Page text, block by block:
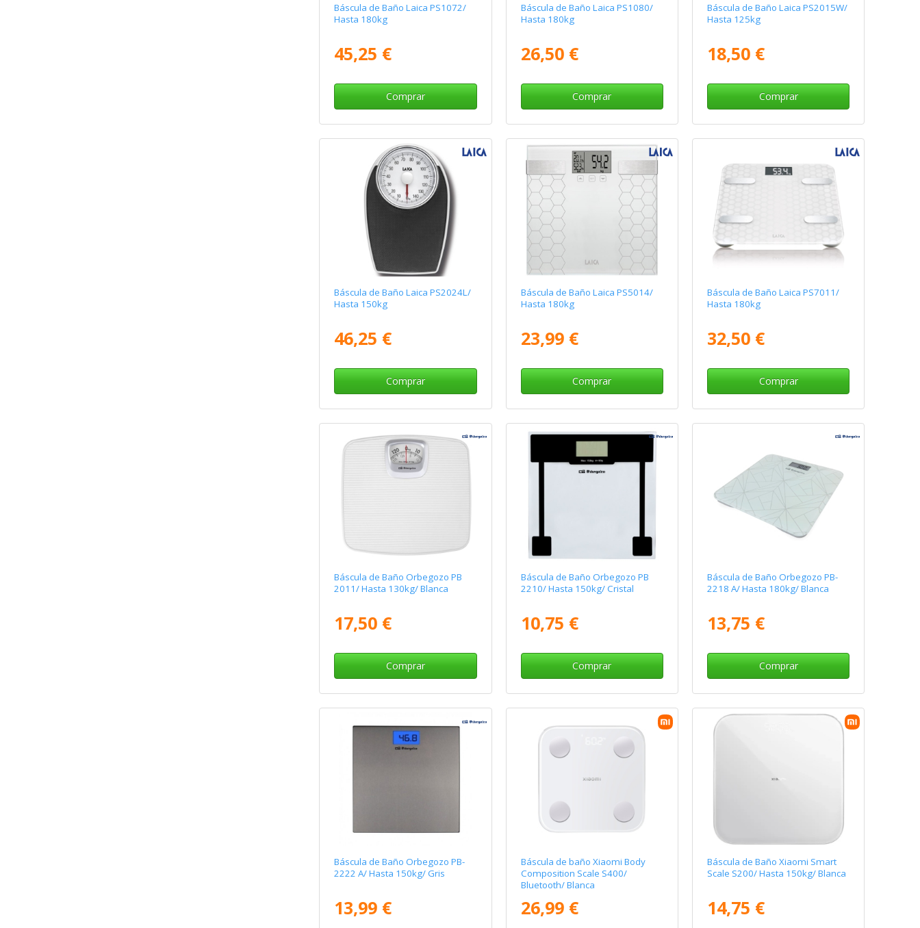
Báscula de Baño Laica PS1072/
Hasta 180kg
45,25 €
Comprar
Báscula de Baño Laica PS1080/
Hasta 180kg
26,50 €
Comprar
Báscula de Baño Laica PS2015W/
Hasta 125kg
18,50 €
Comprar
Báscula de Baño Laica PS2024L/
Hasta 150kg
46,25 €
Comprar
Báscula de Baño Laica PS5014/
Hasta 180kg
23,99 €
Comprar
Báscula de Baño Laica PS7011/
Hasta 180kg
32,50 €
Comprar
Báscula de Baño Orbegozo PB
2011/ Hasta 130kg/ Blanca
17,50 €
Comprar
Báscula de Baño Orbegozo PB
2210/ Hasta 150kg/ Cristal
10,75 €
Comprar
Báscula de Baño Orbegozo PB-
2218 A/ Hasta 180kg/ Blanca
13,75 €
Comprar
Báscula de Baño Orbegozo PB-
2222 A/ Hasta 150kg/ Gris
13,99 €
Báscula de baño Xiaomi Body
Composition Scale S400/
Bluetooth/ Blanca
26,99 €
Báscula de Baño Xiaomi Smart
Scale S200/ Hasta 150kg/ Blanca
14,75 €